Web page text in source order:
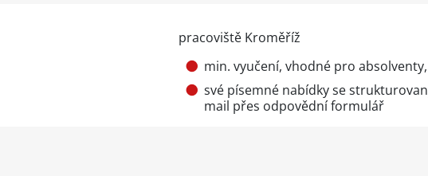
pracoviště Kroměříž
min. vyučení, vhodné pro
své písemné nabídky se
mail přes odpovědní formulář